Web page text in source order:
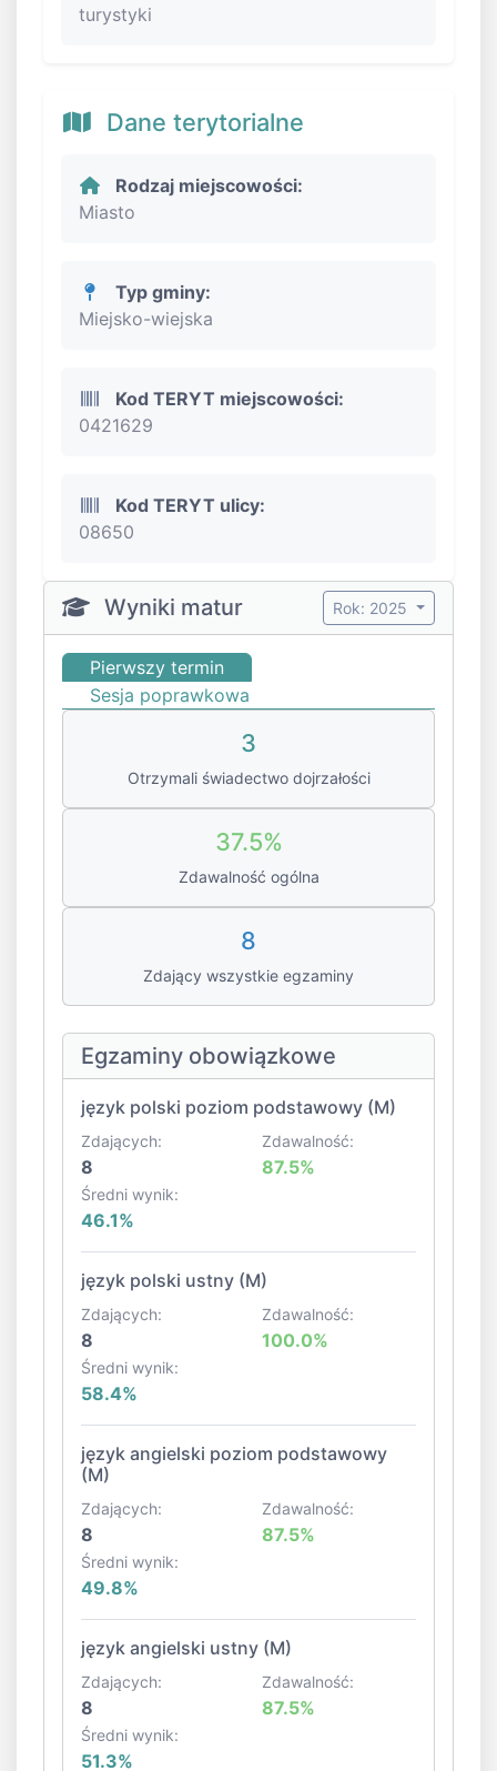
turystyki
Dane terytorialne
Rodzaj miejscowości:
Miasto
Typ gminy:
Miejsko-wiejska
Kod TERYT miejscowości:
0421629
Kod TERYT ulicy:
08650
Wyniki matur Rok: 2025
Pierwszy termin
Sesja poprawkowa
3
Otrzymali świadectwo dojrzałości
37.5%
Zdawalność ogólna
8
Zdający wszystkie egzaminy
Egzaminy obowiązkowe
język polski poziom podstawowy (M)
Zdających:
8
Zdawalność:
87.5%
Średni wynik:
46.1%
język polski ustny (M)
Zdających:
8
Zdawalność:
100.0%
Średni wynik:
58.4%
język angielski poziom podstawowy
(M)
Zdających:
8
Zdawalność:
87.5%
Średni wynik:
49.8%
język angielski ustny (M)
Zdających:
8
Zdawalność:
87.5%
Średni wynik:
51.3%